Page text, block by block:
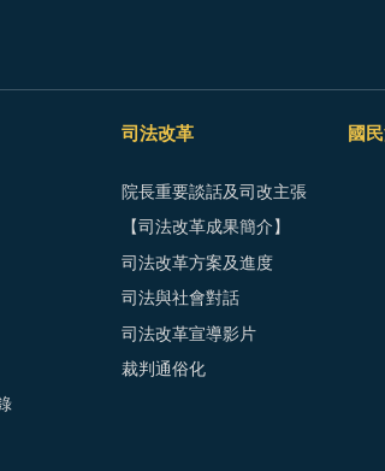
司法改革
院長重要談話及司改主張
【司法改革成果簡介】
司法改革方案及進度
司法與社會對話
司法改革宣導影片
裁判通俗化
國